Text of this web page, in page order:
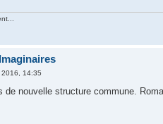
14:35
de nouvelle structure commune.